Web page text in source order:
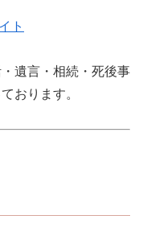
ト
遺言・相続・死後事
おります。